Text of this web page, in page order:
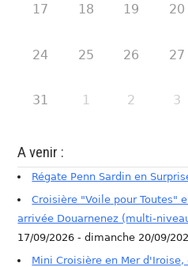
17 18 19 20
24 25 26 27
31 1 2 3
A venir :
Régate Penn Sardin en
Croisière "Voile pour Toutes"
arrivée Douarnenez (multi-
17/09/2026 - dimanche 20/09/
Mini Croisière en Mer